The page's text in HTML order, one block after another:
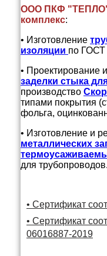
ООО ПКФ "ТЕПЛО"
комплекс:
• Изготовление
изоляции по ГОСТ
• Проектирование
заделки стыка
производство
типами покрытия
фольга,
• Изготовление и
металлических
для трубопроводов.
• Сертификат
• Сертификат
06016887-2019